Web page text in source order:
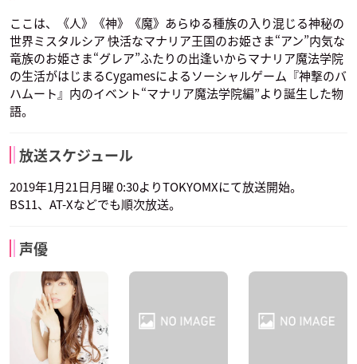
ここは、《人》《神》《魔》あらゆる種族の入り混じる神秘の
世界ミスタルシア 快活なマナリア王国のお姫さま“アン”内気な
竜族のお姫さま“グレア”ふたりの出逢いからマナリア魔法学院
の生活がはじまるCygamesによるソーシャルゲーム『神撃のバ
ハムート』内のイベント“マナリア魔法学院編”より誕生した物
語。
放送スケジュール
2019年1月21日月曜 0:30よりTOKYOMXにて放送開始。
BS11、AT-Xなどでも順次放送。
声優